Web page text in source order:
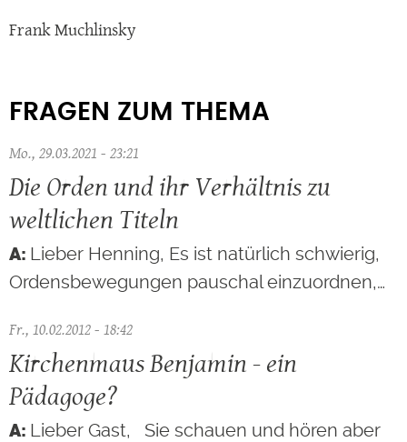
Frank Muchlinsky
FRAGEN ZUM THEMA
Mo., 29.03.2021 - 23:21
Die Orden und ihr Verhältnis zu
weltlichen Titeln
Lieber Henning, Es ist natürlich schwierig,
Ordensbewegungen pauschal einzuordnen,…
Fr., 10.02.2012 - 18:42
Kirchenmaus Benjamin - ein
Pädagoge?
Lieber Gast, Sie schauen und hören aber